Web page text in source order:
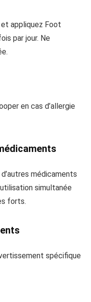
appliquez Foot
par jour. Ne
en cas d’allergie
médicaments
simultanée
forts.
spécifique